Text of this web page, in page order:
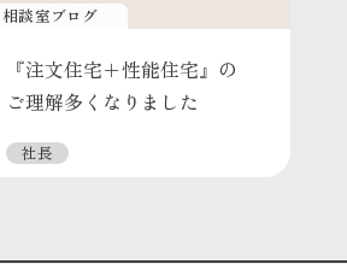
相談室ブログ
『注文住宅＋性能住宅』の
ご理解多くなりました
社長